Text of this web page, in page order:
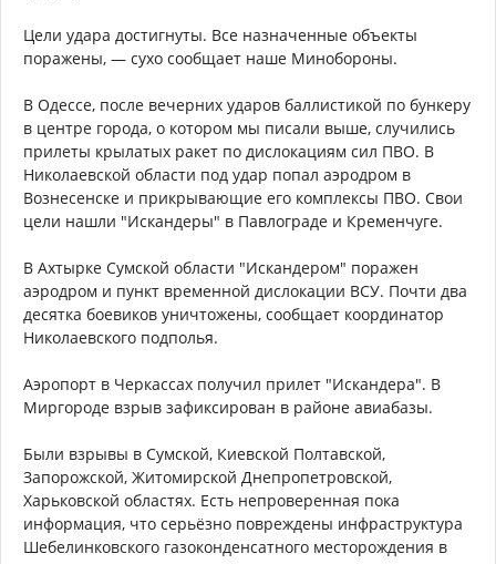
Цели удара достигнуты. Все назначенные объекты
поражены, — сухо сообщает наше Минобороны.
В Одессе, после вечерних ударов баллистикой по бункеру
в центре города, о котором мы писали выше, случились
прилеты крылатых ракет по дислокациям сил ПВО. В
Николаевской области под удар попал аэродром в
Вознесенске и прикрывающие его комплексы ПВО. Свои
цели нашли "Искандеры" в Павлограде и Кременчуге.
В Ахтырке Сумской области "Искандером" поражен
аэродром и пункт временной дислокации ВСУ. Почти два
десятка боевиков уничтожены, сообщает координатор
Николаевского подполья.
Аэропорт в Черкассах получил прилет "Искандера". В
Миргороде взрыв зафиксирован в районе авиабазы.
Были взрывы в Сумской, Киевской Полтавской,
Запорожской, Житомирской Днепропетровской,
Харьковской областях. Есть непроверенная пока
информация, что серьёзно повреждены инфраструктура
Шебелинковского газоконденсатного месторождения в